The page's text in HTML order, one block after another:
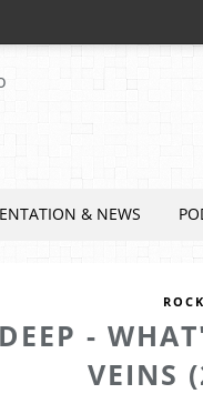
& NEWS
ROCK
-
VEINS